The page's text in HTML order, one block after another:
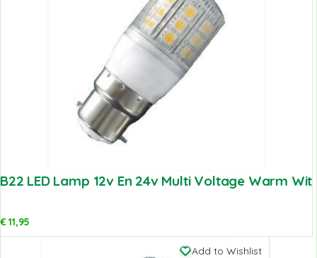
B22 LED Lamp 12v En 24v Multi Voltage Warm Wit
€11,95
Add to Wishlist